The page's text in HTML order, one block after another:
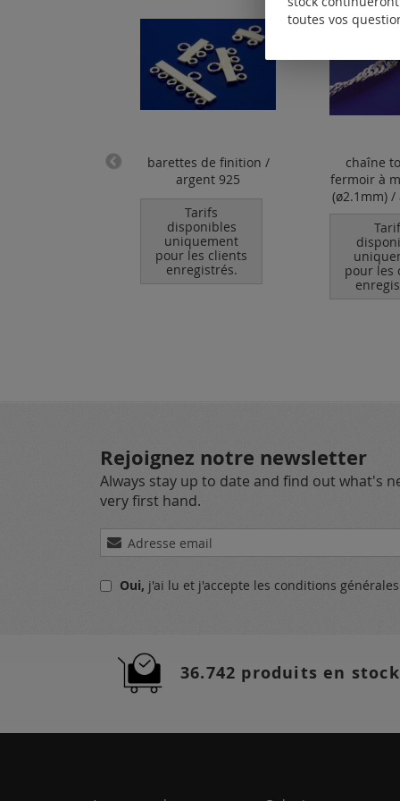
barettes de finition /
argent 925
Tarifs
disponibles
uniquement
pour les clients
enregistrés.
chaîne
fermoir à
(ø2.1mm) /
pour les
Rejoignez notre newsletter
Always stay up to date and find out what's
very first hand.
Inscription
à
lettreOui, j'ai lu et j'accepte les conditions générales
36.742 produits en stock
toutes vos